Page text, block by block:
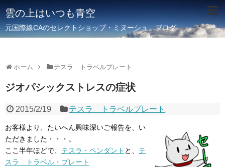
雲の上はいつも青空
元国際線CAのセレクトショップ・ミヌーシュ ブログ
ホーム テスラ トラベルプレート
ジオパシックストレスの症状
2015/2/19 テスラ トラベルプレート
お客様より、たいへん興味深いご報告を、い
ただきました・・・。
ここ半年ほどで、 テスラ・ペンダント と、 テ
スラ トラベル・プレート